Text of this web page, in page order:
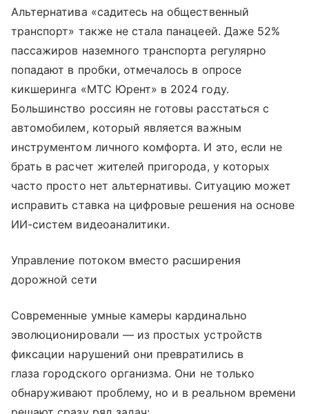
Альтернатива «садитесь на общественный
транспорт» также не стала панацеей. Даже 52%
пассажиров наземного транспорта регулярно
попадают в пробки, отмечалось в опросе
кикшеринга «МТС Юрент» в 2024 году.
Большинство россиян не готовы расстаться с
автомобилем, который является важным
инструментом личного комфорта. И это, если не
брать в расчет жителей пригорода, у которых
часто просто нет альтернативы. Ситуацию может
исправить ставка на цифровые решения на основе
ИИ-систем видеоаналитики.
Управление потоком вместо расширения
дорожной сети
Современные умные камеры кардинально
эволюционировали — из простых устройств
фиксации нарушений они превратились в
глаза городского организма. Они не только
обнаруживают проблему, но и в реальном времени